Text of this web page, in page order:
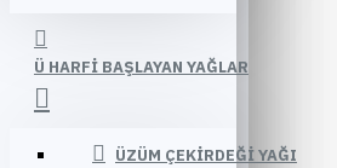
Ü HARFI BAŞLAYAN YAĞLAR
ÜZÜM ÇEKIRDEĞI YAĞI